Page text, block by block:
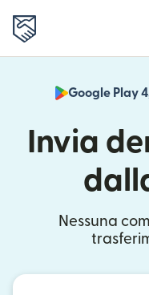
Google Play
Invia
Nessuna